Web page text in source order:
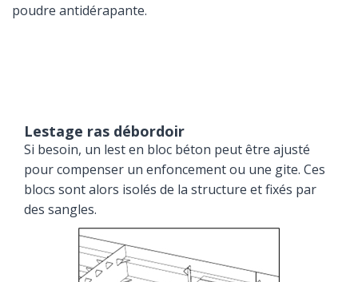
poudre antidérapante.
Lestage ras débordoir
Si besoin, un lest en bloc béton peut être ajusté
pour compenser un enfoncement ou une gite. Ces
blocs sont alors isolés de la structure et fixés par
des sangles.